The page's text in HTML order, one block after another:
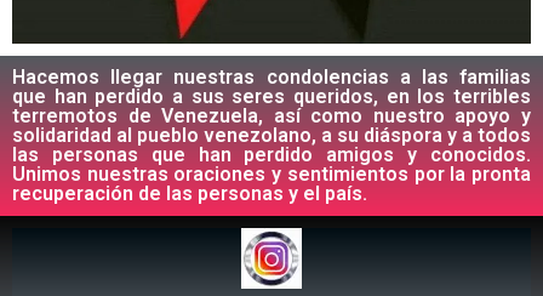
Hacemos llegar nuestras condolencias a las familias
que han perdido a sus seres queridos, en los terribles
terremotos de Venezuela, así como nuestro apoyo y
solidaridad al pueblo venezolano, a su diáspora y a todos
las personas que han perdido amigos y conocidos.
Unimos nuestras oraciones y sentimientos por la pronta
recuperación de las personas y el país.